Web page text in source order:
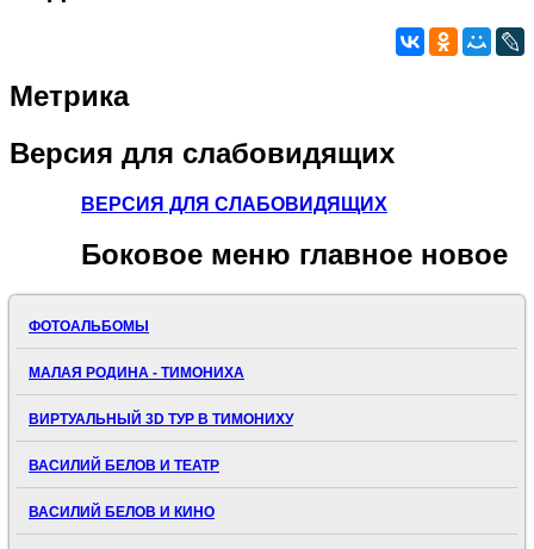
Метрика
Версия для слабовидящих
ВЕРСИЯ ДЛЯ СЛАБОВИДЯЩИХ
Боковое меню главное новое
ФОТОАЛЬБОМЫ
МАЛАЯ РОДИНА - ТИМОНИХА
ВИРТУАЛЬНЫЙ 3D ТУР В ТИМОНИХУ
ВАСИЛИЙ БЕЛОВ И ТЕАТР
ВАСИЛИЙ БЕЛОВ И КИНО